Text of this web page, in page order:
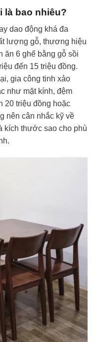
là bao nhiêu?
dao động khá đa
lượng gỗ, thương hiệu
ăn 6 ghế bằng gỗ sồi
đến 15 triệu đồng.
gia công tinh xảo
như mặt kính, đệm
20 triệu đồng hoặc
nên cân nhắc kỹ về
kích thước sao cho phù